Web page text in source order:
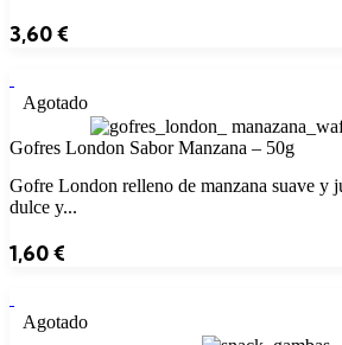
3,60€
Agotado
Gofres London Sabor Manzana – 50g
Gofre London relleno de manzana suave y
dulce y...
1,60€
Agotado